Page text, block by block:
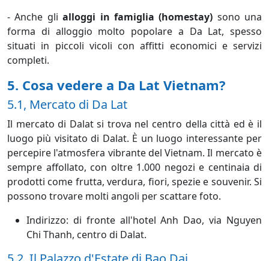
- Anche gli alloggi in famiglia (homestay) sono una
forma di alloggio molto popolare a Da Lat, spesso
situati in piccoli vicoli con affitti economici e servizi
completi.
5. Cosa vedere a Da Lat Vietnam?
5.1, Mercato di Da Lat
Il mercato di Dalat si trova nel centro della città ed è il
luogo più visitato di Dalat. È un luogo interessante per
percepire l'atmosfera vibrante del Vietnam. Il mercato è
sempre affollato, con oltre 1.000 negozi e centinaia di
prodotti come frutta, verdura, fiori, spezie e souvenir. Si
possono trovare molti angoli per scattare foto.
Indirizzo: di fronte all'hotel Anh Dao, via Nguyen
Chi Thanh, centro di Dalat.